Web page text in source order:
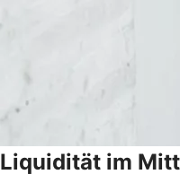
Liquidität im